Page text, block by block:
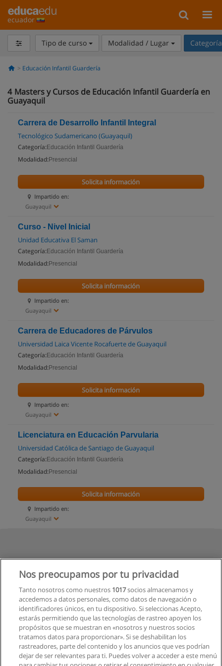
ecuador
Tipo de curso Modalidad / Lugar
Educación Infantil Guardería
4 Masters y Cursos de Educación Infantil Guardería en
Guayaquil
Carrera de Desarrollo Infantil Integral
Tecnológico Sudamericano (Guayaquil)
Categoría: Educación Infantil Guardería
Modalidad: Presencial
Impartido en:
Guayaquil
Solicita información
Curso - Nivel Inicial
Unidad Educativa El Saman
Categoría: Educación Infantil Guardería
Modalidad: Presencial
Impartido en:
Guayaquil
Solicita información
Carrera de Educadores de Párvulos
Universidad Laica Vicente Rocafuerte de Guayaquil
Categoría: Educación Infantil Guardería
Modalidad: Presencial
Impartido en:
Guayaquil
Solicita información
Licenciatura en Educación Parvularia
Universidad Católica de Santiago de Guayaquil
Categoría: Educación Infantil Guardería
Modalidad: Presencial
Impartido en:
Guayaquil
Solicita información
Nos preocupamos por tu privacidad
Tanto nosotros como nuestros 1017socios almacenamos y
accedemos a datos personales, como datos de navegación o
identificadores únicos, en tu dispositivo. Si seleccionas Acepto,
estarás permitiendo que las tecnologías de rastreo apoyen los
propósitos que se muestran en «nosotros y nuestros socios
tratamos datos para proporcionar». Si se deshabilitan los
rastreadores, parte del contenido y los anuncios que ves podrían
dejar de ser relevantes para ti. Puedes volver a acceder a este menú